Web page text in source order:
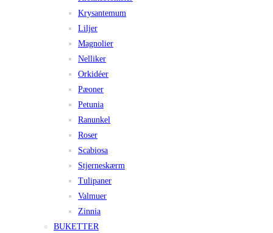
Krysantemum
Liljer
Magnolier
Nelliker
Orkidéer
Pæoner
Petunia
Ranunkel
Roser
Scabiosa
Stjerneskærm
Tulipaner
Valmuer
Zinnia
BUKETTER